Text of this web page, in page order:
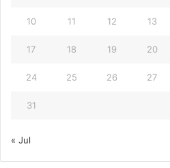
10 11 12 13
17 18 19 20
24 25 26 27
31
« Jul